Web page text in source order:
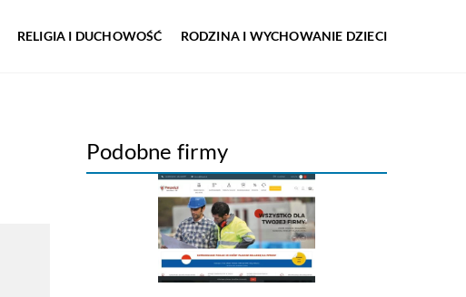
RELIGIA I DUCHOWOŚĆ RODZINA I WYCHOWANIE DZIECI
Podobne firmy